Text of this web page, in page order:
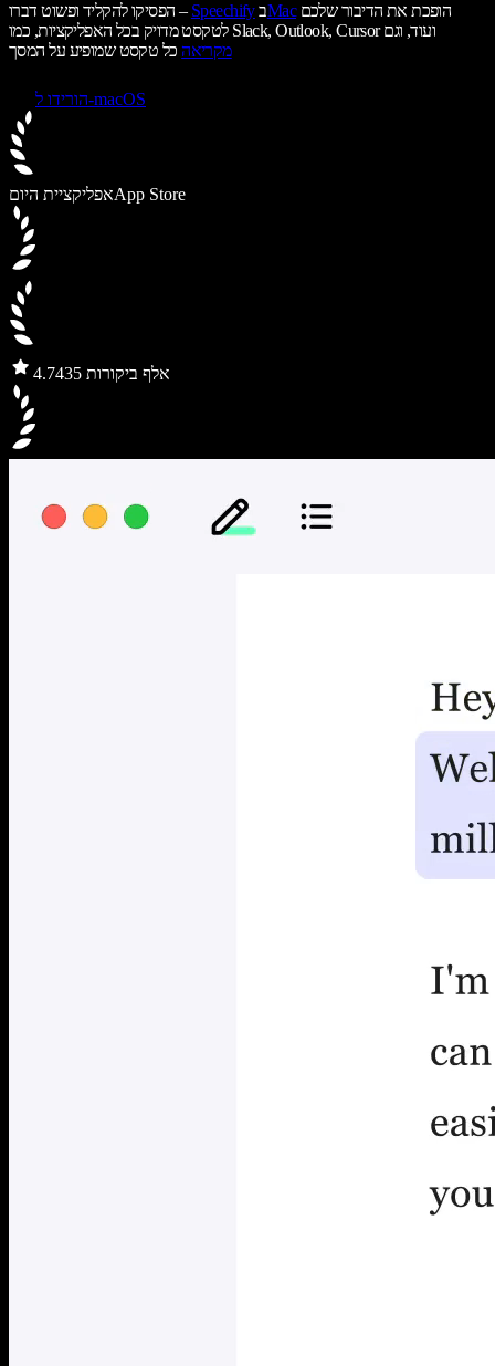
הפסיקו להקליד ופשוט דברו – Speechify בMacהופכת את הדיבור שלכם
לטקסט מדויק בכל האפליקציות, כמו Slack, Outlook, Cursor ועוד, וגם
מקריאהכל טקסט שמופיע על המסך
הורידו ל-macOS
אפליקציית היוםApp Store
4.7 435 אלף ביקורות